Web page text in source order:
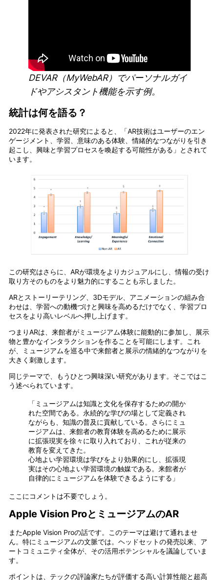
DEVAR（MyWebAR）でパーソナルガイ
ドやアシスタント機能を示す例。
統計は何を語る？
2022年に発表された研究によると、「AR技術はユーザーのエン
ゲージメント、学習、意味のある体験、情緒的なつながりを引き
起こし、興味と学習プロセスを喚起する可能性がある」とされて
います。
この研究はさらに、ARが環境をよりカジュアルにし、情報の受け
取り方そのものをより魅力的にすることも示しました。
ARとストーリーテリング、3Dモデル、アニメーションの組み合
わせは、学習への動機づけと興味を高めるだけでなく、学習プロ
セスをより高いレベルへ押し上げます。
つまりARは、来館者がミュージアム体験に能動的に参加し、展示
物と豊かなインタラクションを作ることを可能にします。これ
が、ミュージアムを巡る中で来館者と展示の情緒的なつながりを
大きく刺激します。
同じテーマで、もうひとつ興味深い研究があります。そこではこ
う述べられています。
「ミュージアムは知識と文化を保存するための開か
れた空間である。永続的な学びの場として定義され
ながらも、知識の普及に貢献している。さらにミュ
ージアムは、来館者の教育体験を高めるために展示
に拡張現実を徐々に取り入れており、これが従来の
教育を変えてきた。
心地よい学習環境は学びをより効果的にし、拡張現
実はその心地よい学習環境の触媒である。来館者が
自律的にミュージアムを体験できるようにする」
ここにコメントは不要でしょう。
Apple Vision ProとミュージアムのAR
またApple Vision Proの話です。このテーマは避けて通れませ
ん。特にミュージアムの文脈では。ヘッドセットの発売以来、ア
ートコミュニティ全体が、その活用ポテンシャルを議論していま
す。
ポイントは、テックの評論家たちが評価する高い計算性能と超高